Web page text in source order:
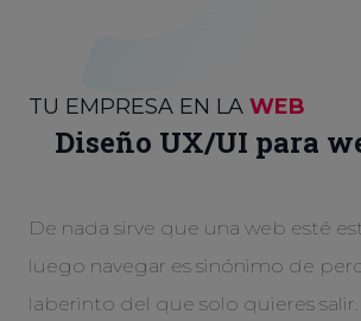
TU EMPRESA EN LA WEB
Diseño UX/UI para
De nada sirve que una web esté
luego navegar es sinónimo de
laberinto del que solo quieres